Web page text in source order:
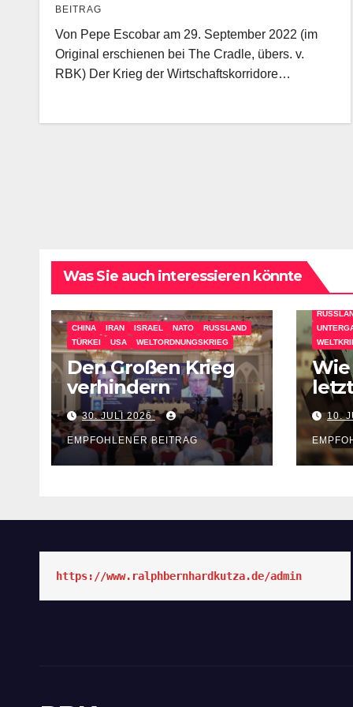
abgewendet werden
BEITRAG
Von Pepe Escobar am 29. September 2022 (im
Original erschienen bei The Cradle, übers. v.
RBK) Der Krieg der Wirtschaftskorridore…
Was Sie auch interessieren könnte
CHINA IRAN ISRAEL NATO
RUSSLAND
TÜRKEI
USA WELTORDNUNGSKRIEG
Den Großen Krieg
verhindern
30. JULI 2026
EMPFOHLENER BEITRAG
Wie
10.
https://www.ralphbernhardkutza.de/admin